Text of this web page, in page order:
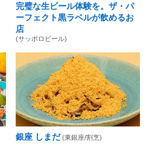
完璧な生ビール体験を。ザ・パ
ーフェクト黒ラベルが飲めるお
店
(サッポロビール)
銀座 しまだ (東銀座/割烹)